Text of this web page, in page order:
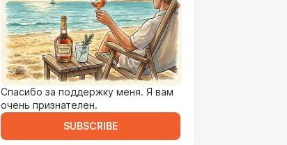
Спасибо за поддержку меня. Я вам
очень признателен.
SUBSCRIBE